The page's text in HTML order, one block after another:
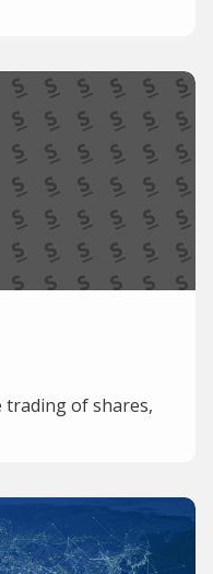
of shares,